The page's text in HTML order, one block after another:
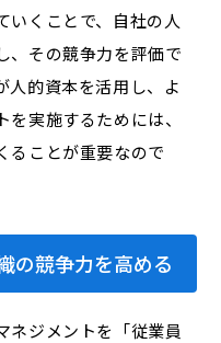
いくことで、自社の人
、その競争力を評価で
人的資本を活用し、よ
実施するためには、
ることが重要なので
の競争力を高める
ネジメントを「従業員